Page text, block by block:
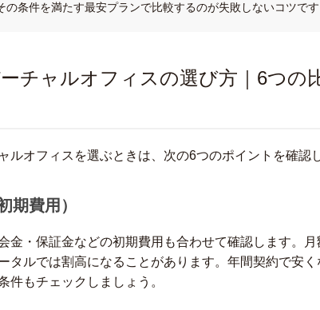
の条件を満たす最安プランで比較するのが失敗しないコツで
チャルオフィスの選び方｜6つの
ルオフィスを選ぶときは、次の6つのポイントを確認
期費用）
金・保証金などの初期費用も合わせて確認します。
タルでは割高になることがあります。年間契約で安
件もチェックしましょう。